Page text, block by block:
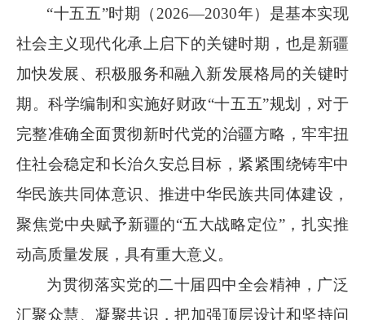
“十五五”时期（2026—2030年）是基本实现
社会主义现代化承上启下的关键时期，也是新疆
加快发展、积极服务和融入新发展格局的关键时
期。科学编制和实施好财政“十五五”规划，对于
完整准确全面贯彻新时代党的治疆方略，牢牢扭
住社会稳定和长治久安总目标，紧紧围绕铸牢中
华民族共同体意识、推进中华民族共同体建设，
聚焦党中央赋予新疆的“五大战略定位”，扎实推
动高质量发展，具有重大意义。
为贯彻落实党的二十届四中全会精神， 广泛
汇聚众慧、凝聚共识，把加强顶层设计和坚持问